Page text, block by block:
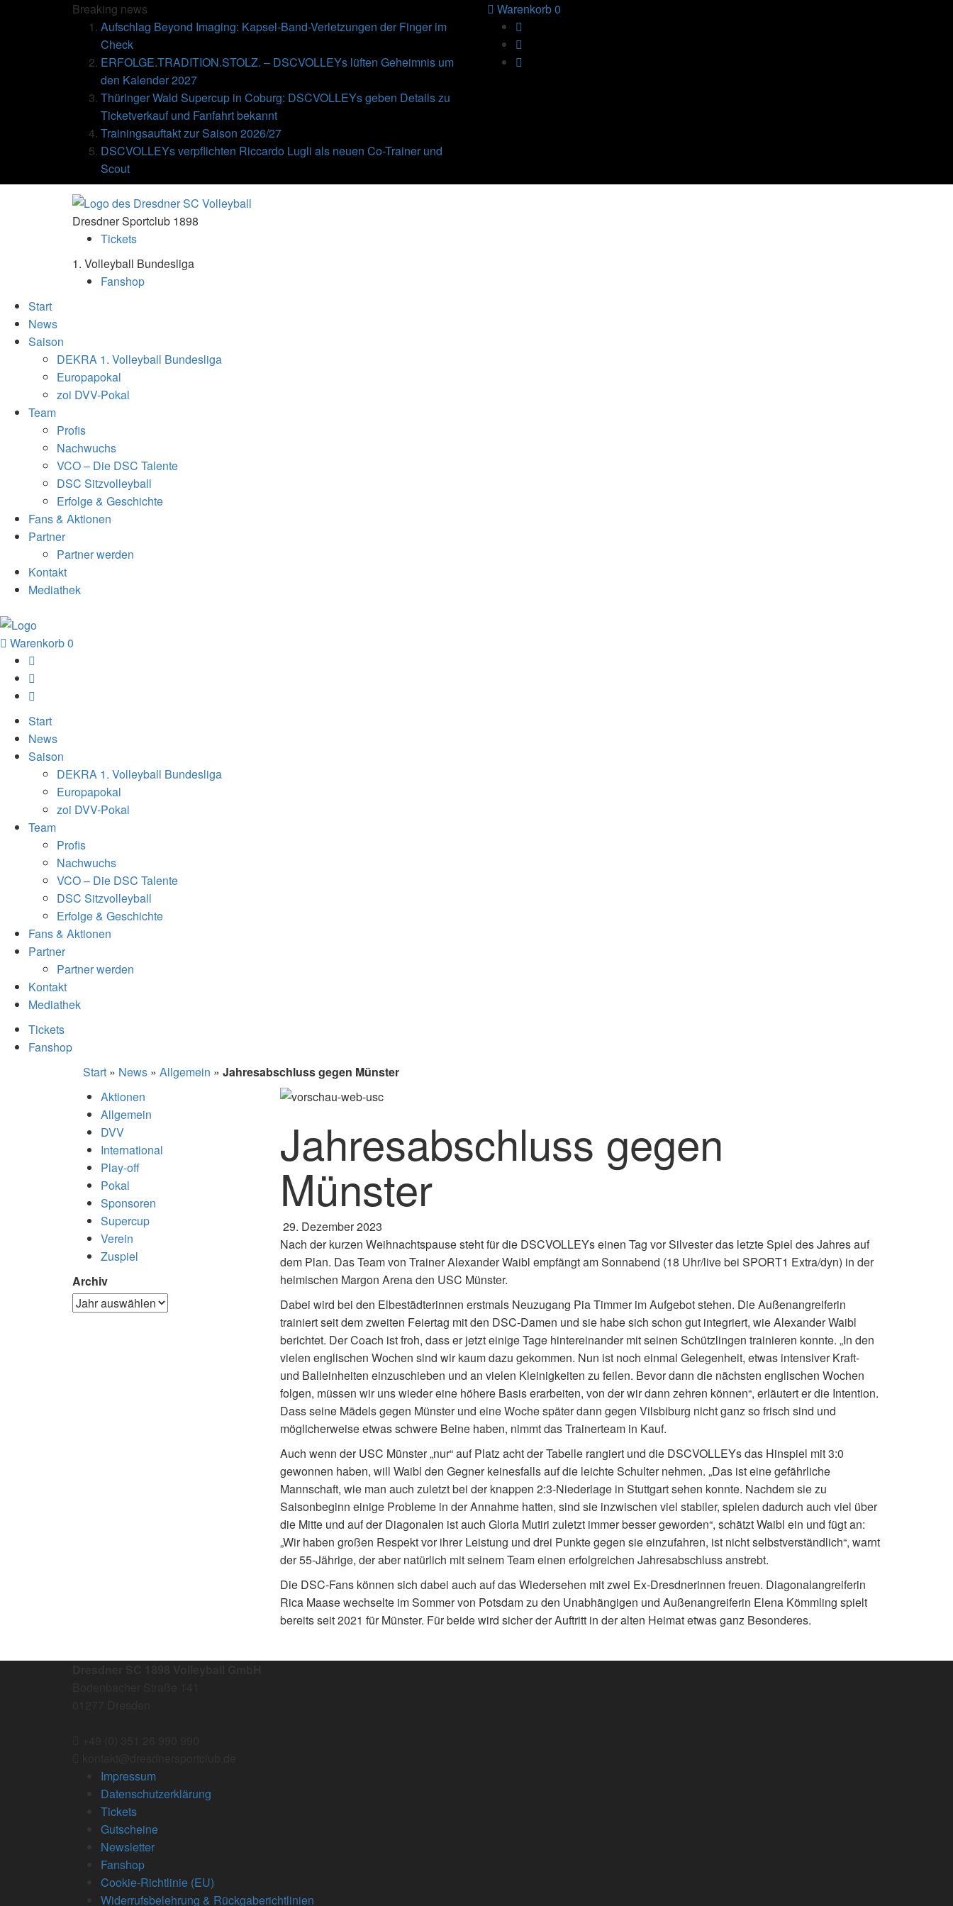
Breaking news
Aufschlag Beyond Imaging: Kapsel-Band-Verletzungen der Finger im
Check
ERFOLGE.TRADITION.STOLZ. – DSCVOLLEYs lüften Geheimnis um
den Kalender 2027
Thüringer Wald Supercup in Coburg: DSCVOLLEYs geben Details zu
Ticketverkauf und Fanfahrt bekannt
Trainingsauftakt zur Saison 2026/27
DSCVOLLEYs verpflichten Riccardo Lugli als neuen Co-Trainer und
Scout
Warenkorb0
Dresdner Sportclub 1898
Tickets
1. Volleyball Bundesliga
Fanshop
Start
News
Saison
DEKRA 1. Volleyball Bundesliga
Europapokal
zoi DVV-Pokal
Team
Profis
Nachwuchs
VCO – Die DSC Talente
DSC Sitzvolleyball
Erfolge & Geschichte
Fans & Aktionen
Partner
Partner werden
Kontakt
Mediathek
Warenkorb0
Start
News
Saison
DEKRA 1. Volleyball Bundesliga
Europapokal
zoi DVV-Pokal
Team
Profis
Nachwuchs
VCO – Die DSC Talente
DSC Sitzvolleyball
Erfolge & Geschichte
Fans & Aktionen
Partner
Partner werden
Kontakt
Mediathek
Tickets
Fanshop
Start » News » Allgemein » Jahresabschluss gegen Münster
Jahresabschluss gegen
Münster
29. Dezember 2023
Nach der kurzen Weihnachtspause steht für die DSCVOLLEYs einen Tag vor Silvester das letzte Spiel des Jahres auf
dem Plan. Das Team von Trainer Alexander Waibl empfängt am Sonnabend (18 Uhr/live bei SPORT1 Extra/dyn) in der
heimischen Margon Arena den USC Münster.
Dabei wird bei den Elbestädterinnen erstmals Neuzugang Pia Timmer im Aufgebot stehen. Die Außenangreiferin
trainiert seit dem zweiten Feiertag mit den DSC-Damen und sie habe sich schon gut integriert, wie Alexander Waibl
berichtet. Der Coach ist froh, dass er jetzt einige Tage hintereinander mit seinen Schützlingen trainieren konnte. „In den
vielen englischen Wochen sind wir kaum dazu gekommen. Nun ist noch einmal Gelegenheit, etwas intensiver Kraft-
und Balleinheiten einzuschieben und an vielen Kleinigkeiten zu feilen. Bevor dann die nächsten englischen Wochen
folgen, müssen wir uns wieder eine höhere Basis erarbeiten, von der wir dann zehren können“, erläutert er die Intention.
Dass seine Mädels gegen Münster und eine Woche später dann gegen Vilsbiburg nicht ganz so frisch sind und
möglicherweise etwas schwere Beine haben, nimmt das Trainerteam in Kauf.
Auch wenn der USC Münster „nur“ auf Platz acht der Tabelle rangiert und die DSCVOLLEYs das Hinspiel mit 3:0
gewonnen haben, will Waibl den Gegner keinesfalls auf die leichte Schulter nehmen. „Das ist eine gefährliche
Mannschaft, wie man auch zuletzt bei der knappen 2:3-Niederlage in Stuttgart sehen konnte. Nachdem sie zu
Saisonbeginn einige Probleme in der Annahme hatten, sind sie inzwischen viel stabiler, spielen dadurch auch viel über
die Mitte und auf der Diagonalen ist auch Gloria Mutiri zuletzt immer besser geworden“, schätzt Waibl ein und fügt an:
„Wir haben großen Respekt vor ihrer Leistung und drei Punkte gegen sie einzufahren, ist nicht selbstverständlich“, warnt
der 55-Jährige, der aber natürlich mit seinem Team einen erfolgreichen Jahresabschluss anstrebt.
Die DSC-Fans können sich dabei auch auf das Wiedersehen mit zwei Ex-Dresdnerinnen freuen. Diagonalangreiferin
Rica Maase wechselte im Sommer von Potsdam zu den Unabhängigen und Außenangreiferin Elena Kömmling spielt
bereits seit 2021 für Münster. Für beide wird sicher der Auftritt in der alten Heimat etwas ganz Besonderes.
Aktionen
Allgemein
DVV
International
Play-off
Pokal
Sponsoren
Supercup
Verein
Zuspiel
Archiv
Impressum
Datenschutzerklärung
Tickets
Gutscheine
Newsletter
Fanshop
Cookie-Richtlinie (EU)
Widerrufsbelehrung & Rückgaberichtlinien